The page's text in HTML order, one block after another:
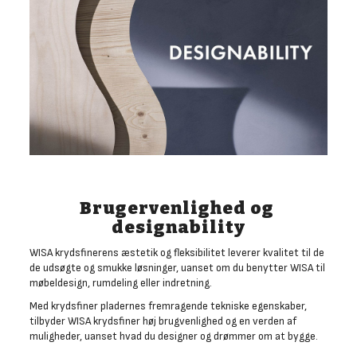
Brugervenlighed og
designability
WISA krydsfinerens æstetik og fleksibilitet leverer kvalitet til de
de udsøgte og smukke løsninger, uanset om du benytter WISA til
møbeldesign, rumdeling eller indretning.
Med krydsfiner pladernes fremragende tekniske egenskaber,
tilbyder WISA krydsfiner høj brugvenlighed og en verden af
muligheder, uanset hvad du designer og drømmer om at bygge.